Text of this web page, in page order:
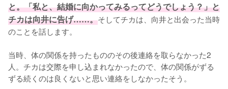
と。「私と、結婚に向かってみるってどうでしょう？」と
チカは向井に告げ……。そしてチカは、向井と出会った当時
のことを話します。
当時、体の関係を持ったもののその後連絡を取らなかった2
人。チカは交際を申し込まれなかったので、体の関係がずる
ずる続くのは良くないと思い連絡をしなかったそう。